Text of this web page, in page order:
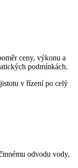
ceny, výkonu a
podmínkách.
v řízení po celý
odvodu vody,